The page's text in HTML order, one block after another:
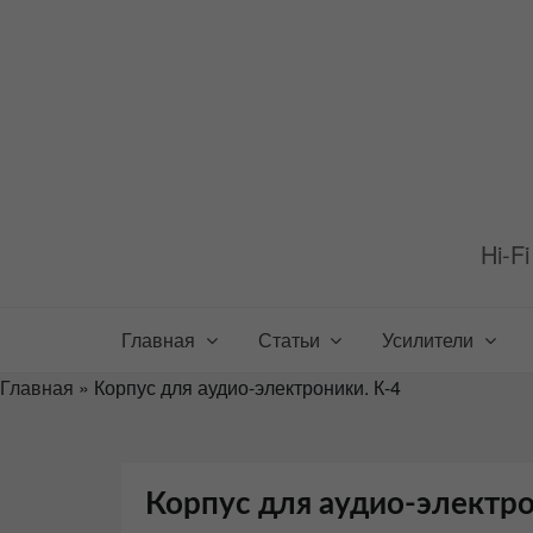
Hi-
Главная Статьи
Усилители
Главная » Корпус для аудио-электроники. К-4
Корпус для аудио-